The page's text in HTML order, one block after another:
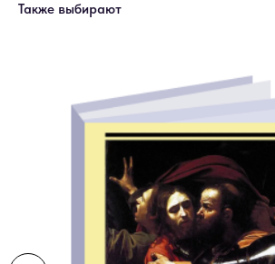
Также выбирают